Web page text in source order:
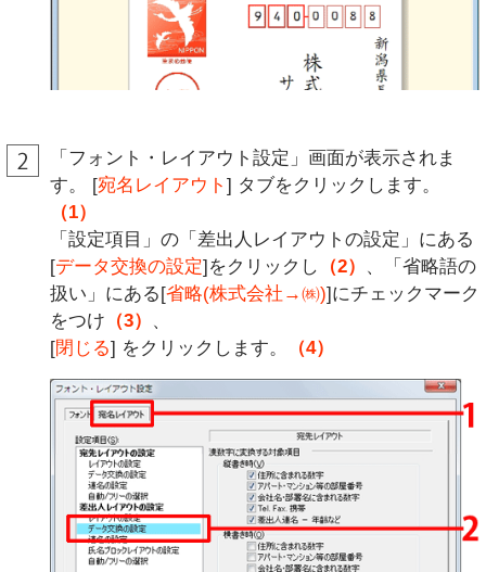
「フォント・レイアウト設定」画面が表示されま
す。 [宛名レイアウト ] タブをクリックします。
（1）
「設定項目」の「差出人レイアウトの設定」にある
[データ交換の設定]をクリックし （2）
、「省略語の
扱い」にある[省略(株式会社→㈱)]にチェックマーク
をつけ （3）
、
[閉じる] をクリックします。 （4）